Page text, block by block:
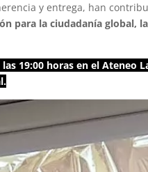
y entrega, han
para la ciudadanía global,
19:00 horas en el Ateneo